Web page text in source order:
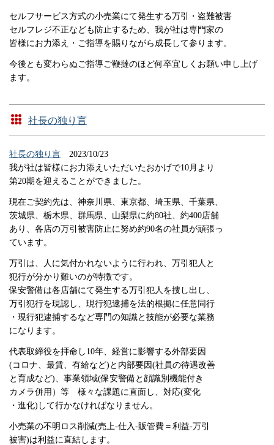
セルフサービス方式の小売業にて発生する万引・盗難被害
セルフレジ不正なども防止するため、我が社は専門家の
皆様にお力添え・ご指導を賜りながら成長して参ります。
今後とも変わらぬご指導ご鞭撻のほど何卒宜しくお願い申し上げ
ます。
社長の独り言
社長の独り言 2023/10/23
我が社は皆様にお力添えいただいたおかげで10月より
第20期を迎えることができました。
現在ご契約先は、神奈川県、東京都、埼玉県、千葉県、
茨城県、栃木県、群馬県、山梨県に約80社、約400店舗
あり、各店の万引被害防止に努め約90名の社員が頑張っ
ています。
万引は、人に気付かれないように行われ、万引犯人と
犯行が分かり難いのが特徴です。
保安警備は各店舗にて発生する万引犯人を捜し出し、
万引犯行を現認し、現行犯逮捕を法的根拠に任意同行
・現行犯逮捕するなど専門の知識と技能が必要な業務
になります。
代表取締役を拝命し10年、経営に影響する外部要因
(コロナ、最賃、有給など)と内部要因(社員の待遇改善
と育成など)、事業領域(保安警備と顔識別機能付き
カメラ併用）等 様々な課題に直面し、対応(変化
・進化)して行かなければなりません。
小売業の不明ロス削減(売上-仕入-販管費＝利益-万引
被害)は利益に直結します。